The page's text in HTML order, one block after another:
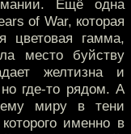
Ещё одна
of War, которая
цветовая гамма,
место буйству
желтизна и
где-то рядом. А
миру в тени
именно в